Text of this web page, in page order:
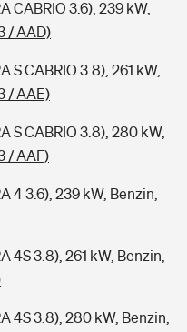
CABRIO 3.6), 239 kW,
/ AAD)
S CABRIO 3.8), 261 kW,
/ AAE)
S CABRIO 3.8), 280 kW,
/ AAF)
4 3.6), 239 kW, Benzin,
4S 3.8), 261 kW, Benzin,
4S 3.8), 280 kW, Benzin,